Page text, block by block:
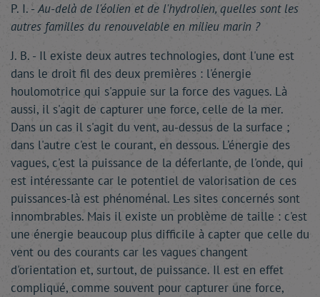
P. I. -Au-delà de l'éolien et de l'hydrolien, quelles sont les
autres familles du renouvelable en milieu marin ?
J. B. - Il existe deux autres technologies, dont l'une est
dans le droit fil des deux premières : l'énergie
houlomotrice qui s'appuie sur la force des vagues. Là
aussi, il s'agit de capturer une force, celle de la mer.
Dans un cas il s'agit du vent, au-dessus de la surface ;
dans l'autre c'est le courant, en dessous. L'énergie des
vagues, c'est la puissance de la déferlante, de l'onde, qui
est intéressante car le potentiel de valorisation de ces
puissances-là est phénoménal. Les sites concernés sont
innombrables. Mais il existe un problème de taille : c'est
une énergie beaucoup plus difficile à capter que celle du
vent ou des courants car les vagues changent
d'orientation et, surtout, de puissance. Il est en effet
compliqué, comme souvent pour capturer une force,